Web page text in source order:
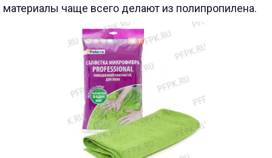
материалы чаще всего делают из полипропилена.